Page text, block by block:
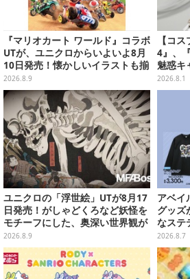
『マリオカート ワールド』コラボ
UTが、ユニクロからいよいよ8月
10日発売！懐かしいイラストも揃
えた全12種類
2026.8.9
【コ
4』、
魅惑キ
画博覧
真39枚
2026.8.1
ユニクロの「浮世絵」UTが8月17
日発売！がしゃどくろなど妖怪を
モチーフにした、奥深い世界観が
最高にオシャレ
2026.8.9
アベイ
グッズ
なステ
2026.8.7